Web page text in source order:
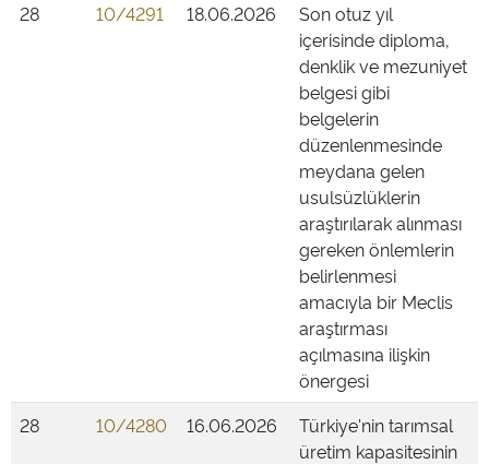
28
10/4291 18.06.2026
Son otuz yıl
içerisinde diploma,
denklik ve mezuniyet
belgesi gibi
belgelerin
düzenlenmesinde
meydana gelen
usulsüzlüklerin
araştırılarak alınması
gereken önlemlerin
belirlenmesi
amacıyla bir Meclis
araştırması
açılmasına ilişkin
önergesi
28
10/4280 16.06.2026
Türkiye'nin tarımsal
üretim kapasitesinin